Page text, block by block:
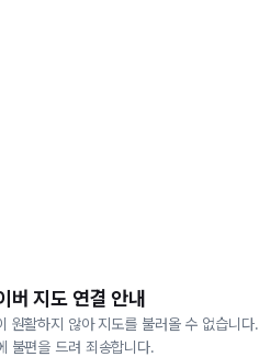
버 지도 연결 안내
원활하지 않아 지도를 불러올 수 없습니다.
불편을 드려 죄송합니다.